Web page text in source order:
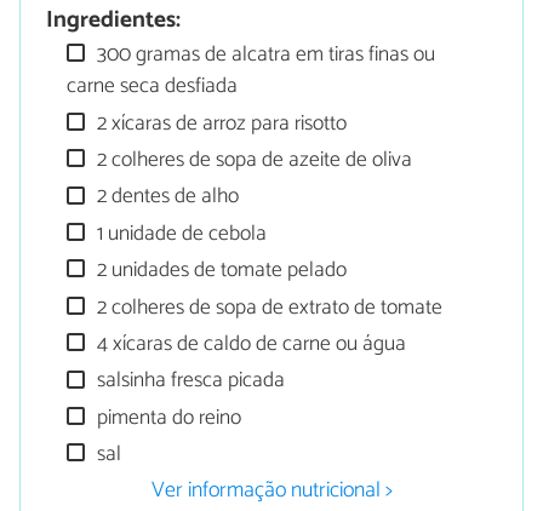
Ingredientes:
300 gramas de alcatra em tiras finas ou
carne seca desfiada
2 xícaras de arroz para risotto
2 colheres de sopa de azeite de oliva
2 dentes de alho
1 unidade de cebola
2 unidades de tomate pelado
2 colheres de sopa de extrato de tomate
4 xícaras de caldo de carne ou água
salsinha fresca picada
pimenta do reino
sal
Ver informação nutricional >